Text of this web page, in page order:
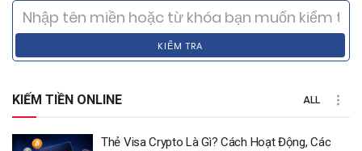
KIỂM TRA
KIẾM TIỀN ONLINE ALL
Thẻ Visa Crypto Là Gì? Cách Hoạt Động, Các